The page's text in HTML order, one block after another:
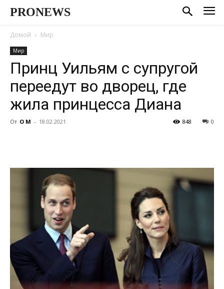
PRONEWS
Домой Мир
Мир
Принц Уильям с супругой
переедут во дворец, где
жила принцесса Диана
От О М - 18.02.2021 0
848